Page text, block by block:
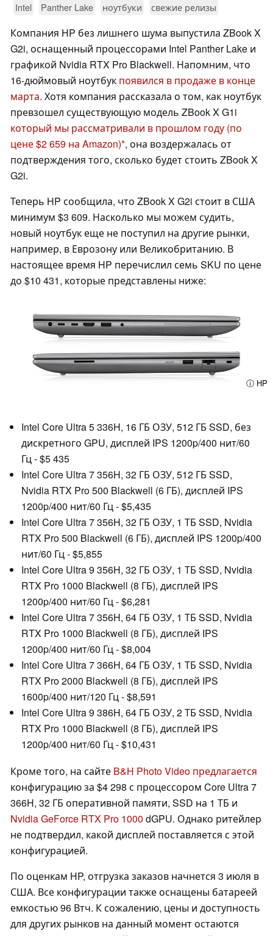
Intel Panther Lake ноутбуки свежие релизы
Компания HP без лишнего шума выпустила ZBook X
G2i, оснащенный процессорами Intel Panther Lake и
графикой Nvidia RTX Pro Blackwell. Напомним, что
16-дюймовый ноутбук появился в продаже в конце
марта. Хотя компания рассказала о том, как ноутбук
превзошел существующую модель ZBook X G1i
который мы рассматривали в прошлом году (по
цене $2 659 на Amazon) , она воздержалась от
подтверждения того, сколько будет стоить ZBook X
G2i.
Теперь HP сообщила, что ZBook X G2i стоит в США
минимум $3 609. Насколько мы можем судить,
новый ноутбук еще не поступил на другие рынки,
например, в Еврозону или Великобританию. В
настоящее время HP перечислил семь SKU по цене
до $10 431, которые представлены ниже:
ⓘ HP
Intel Core Ultra 5 336H, 16 ГБ ОЗУ, 512 ГБ SSD, без
дискретного GPU, дисплей IPS 1200p/400 нит/60
Гц - $5 435
Intel Core Ultra 7 356H, 32 ГБ ОЗУ, 512 ГБ SSD,
Nvidia RTX Pro 500 Blackwell (6 ГБ), дисплей IPS
1200p/400 нит/60 Гц - $5,435
Intel Core Ultra 7 356H, 32 ГБ ОЗУ, 1 ТБ SSD, Nvidia
RTX Pro 500 Blackwell (6 ГБ), дисплей IPS 1200p/400
нит/60 Гц - $5,855
Intel Core Ultra 9 356H, 32 ГБ ОЗУ, 1 ТБ SSD, Nvidia
RTX Pro 1000 Blackwell (8 ГБ), дисплей IPS
1200p/400 нит/60 Гц - $6,281
Intel Core Ultra 7 356H, 64 ГБ ОЗУ, 1 ТБ SSD, Nvidia
RTX Pro 1000 Blackwell (8 ГБ), дисплей IPS
1200p/400 нит/60 Гц - $8,004
Intel Core Ultra 7 366H, 64 ГБ ОЗУ, 1 ТБ SSD, Nvidia
RTX Pro 2000 Blackwell (8 ГБ), дисплей IPS
1600p/400 нит/120 Гц - $8,591
Intel Core Ultra 9 386H, 64 ГБ ОЗУ, 2 ТБ SSD, Nvidia
RTX Pro 1000 Blackwell (8 ГБ), дисплей IPS
1200p/400 нит/60 Гц - $10,431
Кроме того, на сайте B&H Photo Video предлагается
конфигурацию за $4 298 с процессором Core Ultra 7
366H, 32 ГБ оперативной памяти, SSD на 1 ТБ и
Nvidia GeForce RTX Pro 1000 dGPU. Однако ритейлер
не подтвердил, какой дисплей поставляется с этой
конфигурацией.
По оценкам HP, отгрузка заказов начнется 3 июля в
США. Все конфигурации также оснащены батареей
емкостью 96 Втч. К сожалению, цены и доступность
для других рынков на данный момент остаются